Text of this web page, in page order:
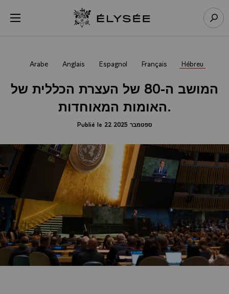
menu Retour à l’accueil Élysée
Arabe Anglais Espagnol Français Hébreu
המושב ה-80 של העצרת הכללית של
האומות המאוחדות.
Publié le 22 ספטמבר 2025
Panneau de gestion des cookies